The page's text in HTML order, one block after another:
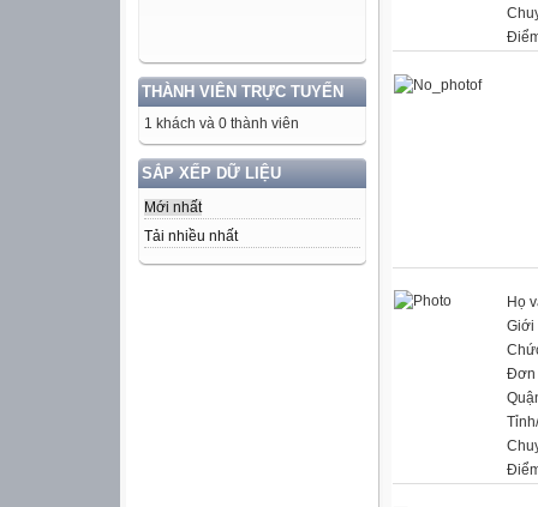
THÀNH VIÊN TRỰC TUYẾN
1 khách và 0 thành viên
SẮP XẾP DỮ LIỆU
Mới nhất
Tải nhiều nhất
Họ
Giới
Đơn